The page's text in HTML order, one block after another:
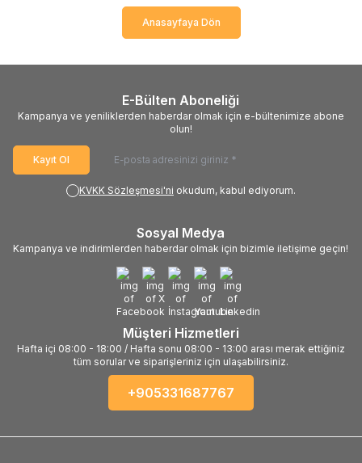
Anasayfaya Dön
E-Bülten Aboneliği
Kampanya ve yeniliklerden haberdar olmak için e-bültenimize abone
olun!
Kayıt Ol
KVKK Sözleşmesi'ni okudum, kabul ediyorum.
Sosyal Medya
Kampanya ve indirimlerden haberdar olmak için bizimle iletişime geçin!
Müşteri Hizmetleri
Hafta içi 08:00 - 18:00 / Hafta sonu 08:00 - 13:00 arası merak ettiğiniz
tüm sorular ve siparişleriniz için ulaşabilirsiniz.
+905331687767